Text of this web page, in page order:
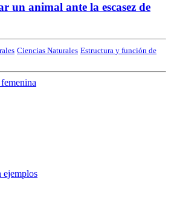
un animal ante la escasez de
Ciencias Naturales Estructura y función de
ejemplos